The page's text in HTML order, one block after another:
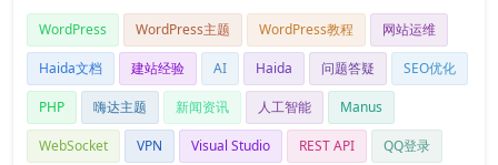
WordPress WordPress主题 WordPress教程 网站运维
Haida文档 建站经验 AI Haida 问题答疑 SEO优化
PHP 嗨达主题 新闻资讯 人工智能 Manus
WebSocket VPN Visual Studio REST API QQ登录